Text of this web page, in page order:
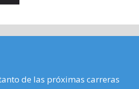
de las próximas carreras